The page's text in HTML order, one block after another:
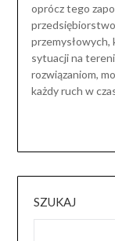
oprócz tego
przemysłowych,
sytuacji na
rozwiązaniom,
każdy ruch w
SZUKAJ